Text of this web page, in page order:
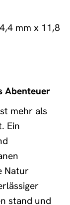
mm x 11,8
Abenteuer
mehr als
Ein
Natur
stand und